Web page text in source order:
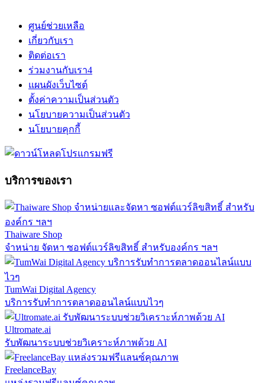
ศูนย์ช่วยเหลือ
เกี่ยวกับเรา
ติดต่อเรา
ร่วมงานกับเรา4
แผนผังเว็บไซต์
ตั้งค่าความเป็นส่วนตัว
นโยบายความเป็นส่วนตัว
นโยบายคุกกี้
บริการของเรา
Thaiware Shop
จำหน่าย จัดหา ซอฟต์แวร์ลิขสิทธิ์ สำหรับองค์กร ฯลฯ
TumWai Digital Agency
บริการรับทำการตลาดออนไลน์แบบไวๆ
Ultromate.ai
รับพัฒนาระบบช่วยวิเคราะห์ภาพด้วย AI
FreelanceBay